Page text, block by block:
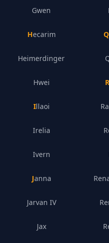
Gwen
Hecarim
Heimerdinger
Hwei
Illaoi
Irelia
Ivern
Janna
Jarvan IV
Jax